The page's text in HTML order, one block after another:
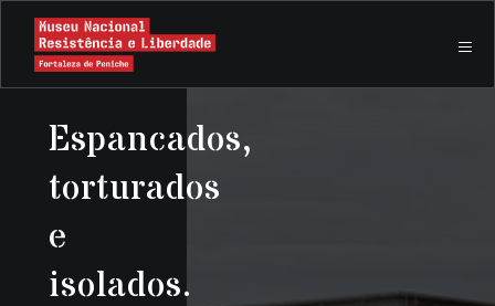
Espancados,
torturados
e
isolados.